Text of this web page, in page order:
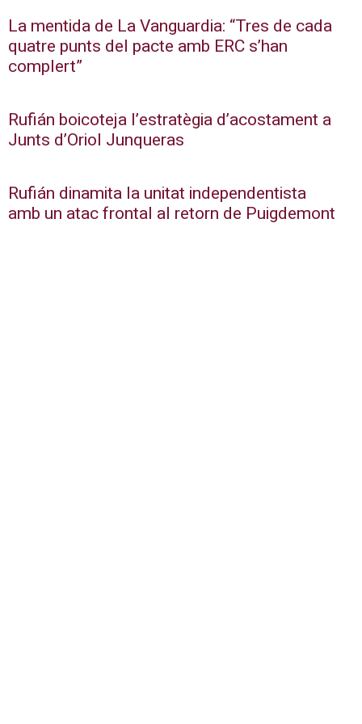
La mentida de La Vanguardia: “Tres de cada
quatre punts del pacte amb ERC s’han
complert”
Rufián boicoteja l’estratègia d’acostament a
Junts d’Oriol Junqueras
Rufián dinamita la unitat independentista
amb un atac frontal al retorn de Puigdemont